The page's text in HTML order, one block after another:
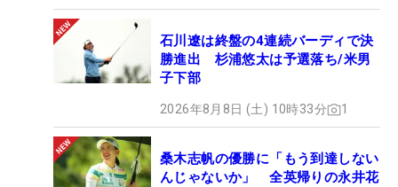
石川遼は終盤の4連続バーディで決
勝進出 杉浦悠太は予選落ち/米男
子下部
2026年8月8日 (土) 10時33分 1
桑木志帆の優勝に「もう到達しない
んじゃないか」 全英帰りの永井花